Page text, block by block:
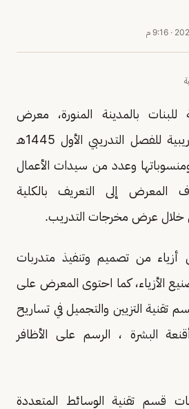
· 9:16 م
للبنات بالمدينة المنورة، معرض
مخرجات الأقسام التدريبية للفصل التدريبي الأول 1445هـ
وعدد من سيدات الأعمال
المعرض إلى التعريف بالكلية
خلال عرض مخرجات التدريب.
من تصميم وتنفيذ متدربات
الأزياء، كما احتوى المعرض على
تقنية التزيين والتجميل في تساريح
البشرة ، الرسم على الأظافر
قسم تقنية الوسائط المتعددة